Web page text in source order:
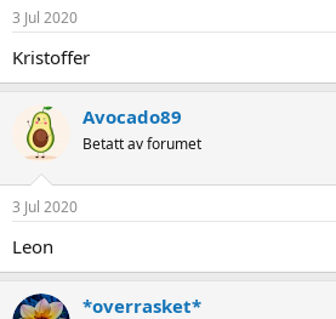
3 Jul 2020
Kristoffer
Avocado89
Betatt av forumet
3 Jul 2020
Leon
*overrasket*